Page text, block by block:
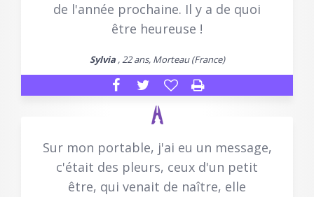
de l'année prochaine. Il y a de quoi
être heureuse !
Sylvia, 22 ans, Morteau (France)
Sur mon portable, j'ai eu un message,
c'était des pleurs, ceux d'un petit
être, qui venait de naître, elle